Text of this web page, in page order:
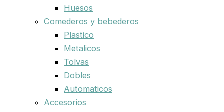
Huesos
Comederos y bebederos
Plastico
Metalicos
Tolvas
Dobles
Automaticos
Accesorios